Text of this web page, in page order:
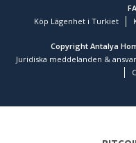
Köp Lägenhet i Turkiet
Copyright Antalya
Juridiska meddelanden &